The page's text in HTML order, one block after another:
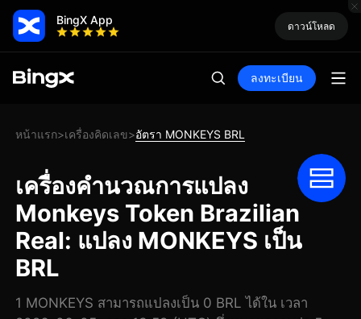
BingX App ดาวน์โหลด
ลงทะเบียน
หน้าแรก>เครื่องคิดเลข>อัตรา MONKEYS BRL
เครื่องคำนวณการแปลง
Monkeys Token Brazilian
Real: แปลง MONKEYS เป็น
BRL
1 MONKEYS สามารถแปลงเป็น 0 BRL ได้ใน เวลา